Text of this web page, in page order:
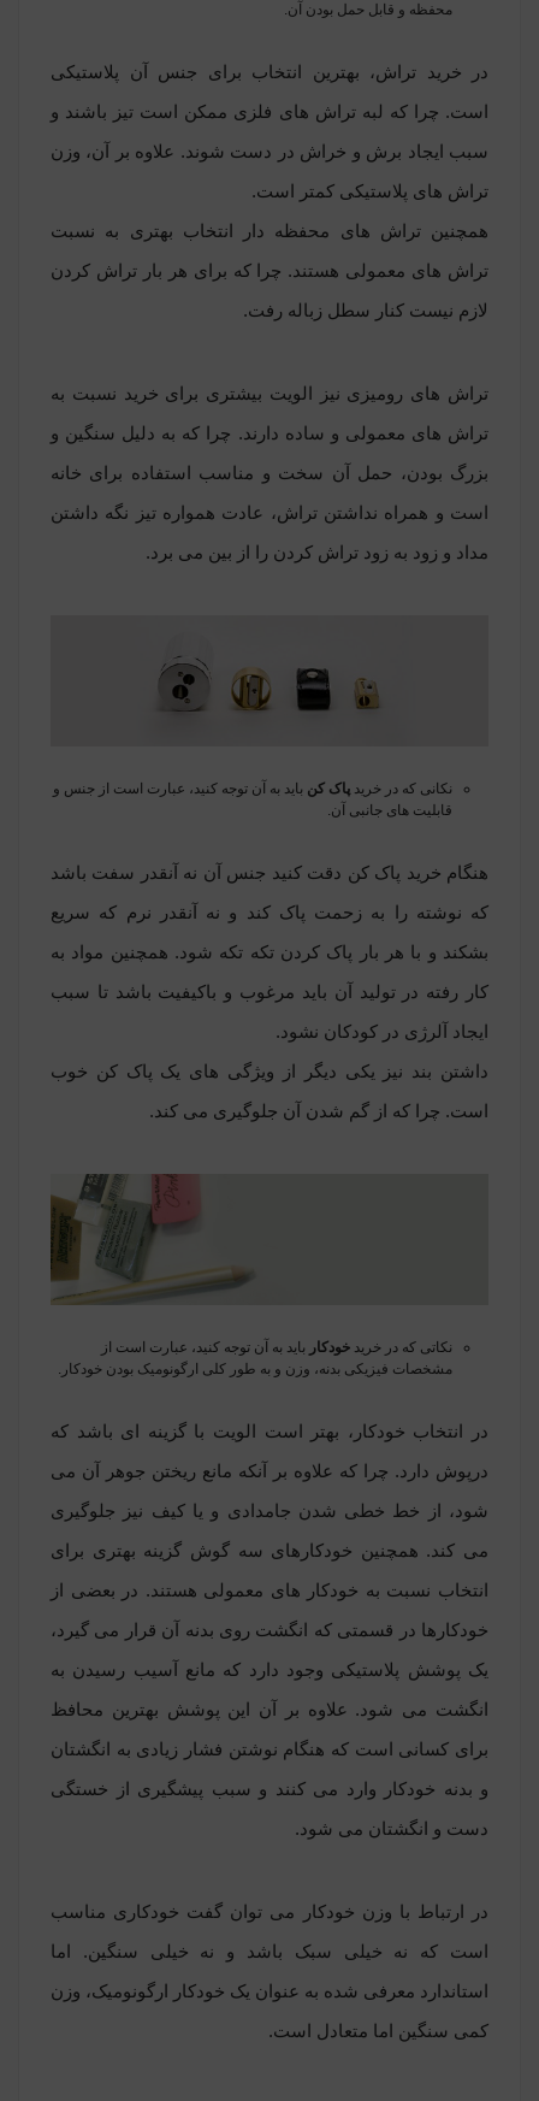
محفظه و قابل حمل بودن آن.
در خرید تراش، بهترین انتخاب برای جنس آن پلاستیکی
است. چرا که لبه تراش های فلزی ممکن است تیز باشند و
سبب ایجاد برش و خراش در دست شوند. علاوه بر آن، وزن
تراش های پلاستیکی کمتر است.
همچنین تراش های محفظه دار انتخاب بهتری به نسبت
تراش های معمولی هستند. چرا که برای هر بار تراش کردن
لازم نیست کنار سطل زباله رفت.
تراش های رومیزی نیز الویت بیشتری برای خرید نسبت به
تراش های معمولی و ساده دارند. چرا که به دلیل سنگین و
بزرگ بودن، حمل آن سخت و مناسب استفاده برای خانه
است و همراه نداشتن تراش، عادت همواره تیز نگه داشتن
مداد و زود به زود تراش کردن را از بین می برد.
نکانی که در خرید پاک کن باید به آن توجه کنید، عبارت است از جنس و
قابلیت های جانبی آن.
هنگام خرید پاک کن دقت کنید جنس آن نه آنقدر سفت باشد
که نوشته را به زحمت پاک کند و نه آنقدر نرم که سریع
بشکند و با هر بار پاک کردن تکه تکه شود. همچنین مواد به
کار رفته در تولید آن باید مرغوب و باکیفیت باشد تا سبب
ایجاد آلرژی در کودکان نشود.
داشتن بند نیز یکی دیگر از ویژگی های یک پاک کن خوب
است. چرا که از گم شدن آن جلوگیری می کند.
نکاتی که در خرید خودکار باید به آن توجه کنید، عبارت است از
مشخصات فیزیکی بدنه، وزن و به طور کلی ارگونومیک بودن خودکار.
در انتخاب خودکار، بهتر است الویت با گزینه ای باشد که
درپوش دارد. چرا که علاوه بر آنکه مانع ریختن جوهر آن می
شود، از خط خطی شدن جامدادی و یا کیف نیز جلوگیری
می کند. همچنین خودکارهای سه گوش گزینه بهتری برای
انتخاب نسبت به خودکار های معمولی هستند. در بعضی از
خودکارها در قسمتی که انگشت روی بدنه آن قرار می گیرد،
یک پوشش پلاستیکی وجود دارد که مانع آسیب رسیدن به
انگشت می شود. علاوه بر آن این پوشش بهترین محافظ
برای کسانی است که هنگام نوشتن فشار زیادی به انگشتان
و بدنه خودکار وارد می کنند و سبب پیشگیری از خستگی
دست و انگشتان می شود.
در ارتباط با وزن خودکار می توان گفت خودکاری مناسب
است که نه خیلی سبک باشد و نه خیلی سنگین. اما
استاندارد معرفی شده به عنوان یک خودکار ارگونومیک، وزن
کمی سنگین اما متعادل است.